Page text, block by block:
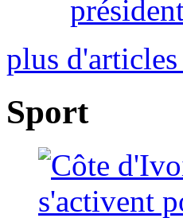
plus d'articles
Sport